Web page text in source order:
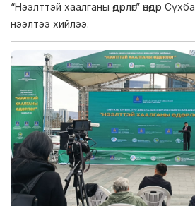
“Нээлттэй хаалганы өдөрлөг” өнөөдөр
нээлтээ хийлээ.